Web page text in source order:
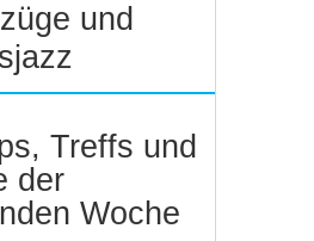
und
Treffs und
der
Woche